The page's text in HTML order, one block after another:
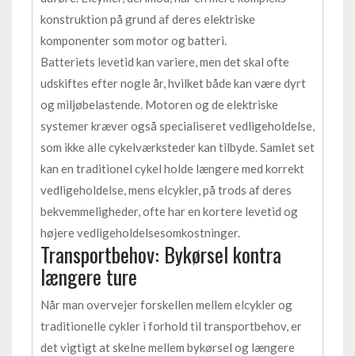
konstruktion på grund af deres elektriske
komponenter som motor og batteri.
Batteriets levetid kan variere, men det skal ofte
udskiftes efter nogle år, hvilket både kan være dyrt
og miljøbelastende. Motoren og de elektriske
systemer kræver også specialiseret vedligeholdelse,
som ikke alle cykelværksteder kan tilbyde. Samlet set
kan en traditionel cykel holde længere med korrekt
vedligeholdelse, mens elcykler, på trods af deres
bekvemmeligheder, ofte har en kortere levetid og
højere vedligeholdelsesomkostninger.
Transportbehov: Bykørsel kontra
længere ture
Når man overvejer forskellen mellem elcykler og
traditionelle cykler i forhold til transportbehov, er
det vigtigt at skelne mellem bykørsel og længere